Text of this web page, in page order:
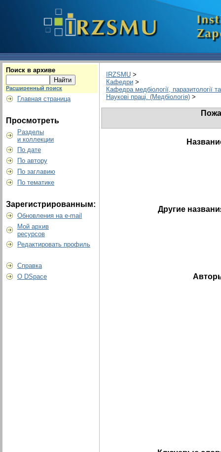
Поиск в архиве
Расширенный поиск
Главная страница
Просмотреть
Разделы
и коллекции
По дате
По автору
По заглавию
По тематике
Зарегистрированным:
Обновления на e-mail
Мой архив
ресурсов
Редактировать профиль
Справка
О DSpace
IRZSMU >
Кафедри >
Кафедра медбіології, паразитології
Наукові праці. (Медбіологія) >
Другие